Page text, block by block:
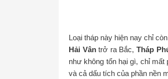
Loại tháp này hiện nay chỉ
Hải Vântrở ra Bắc, Tháp
như không tổn hại gì, chỉ
và cả dấu tích của phần nền